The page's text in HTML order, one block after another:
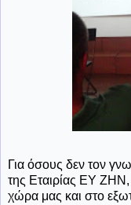
Για όσους δεν τον
της Εταιρίας ΕΥ ΖΗΝ,
χώρα μας και στο